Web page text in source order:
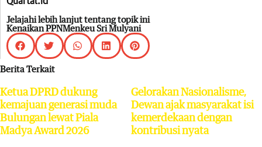
Jelajahi lebih lanjut tentang topik ini
Kenaikan PPNMenkeu Sri Mulyani
Berita Terkait
Ketua DPRD dukung
kemajuan generasi muda
Bulungan lewat Piala
Madya Award 2026
Gelorakan Nasionalisme,
Dewan ajak masyarakat isi
kemerdekaan dengan
kontribusi nyata